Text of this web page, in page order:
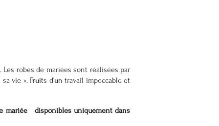
robes de mariées sont réalisées par
vie ». Fruits d’un travail impeccable et
mariée disponibles uniquement dans